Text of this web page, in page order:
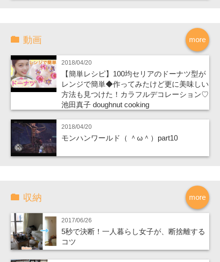
more
動画
2018/04/20
【簡単レシピ】100均セリアのドーナツ型が
レンジで簡単◆作ってみたけど更に美味しい
方法も見つけた！カラフルデコレーション♡
池田真子 doughnut cooking
2018/04/20
モンハンワールド（ ＾ω＾）part10
more
収納
2017/06/26
5秒で決断！一人暮らし女子が、断捨離する
コツ